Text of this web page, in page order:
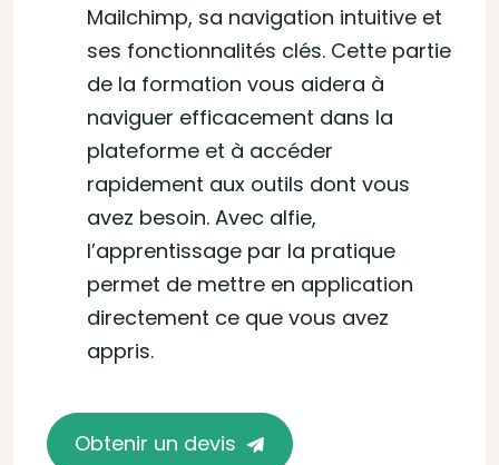
Mailchimp, sa navigation intuitive et
ses fonctionnalités clés. Cette partie
de la formation vous aidera à
naviguer efficacement dans la
plateforme et à accéder
rapidement aux outils dont vous
avez besoin. Avec alfie,
l’apprentissage par la pratique
permet de mettre en application
directement ce que vous avez
appris.
Obtenir un devis